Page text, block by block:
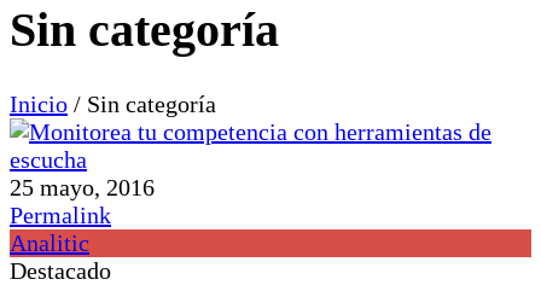
Sin categoría
Inicio / Sin categoría
25 mayo, 2016
Permalink
Analitic
Destacado